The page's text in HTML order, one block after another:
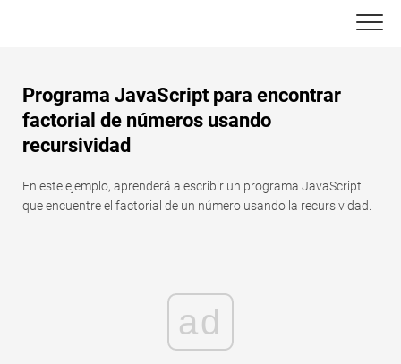
content
Funciones de Excel
Gráfico
Consejos de Excel
C ++
DSA
Programa JavaScript para encontrar
factorial de números usando
recursividad
En este ejemplo, aprenderá a escribir un programa JavaScript
que encuentre el factorial de un número usando la recursividad.
ad